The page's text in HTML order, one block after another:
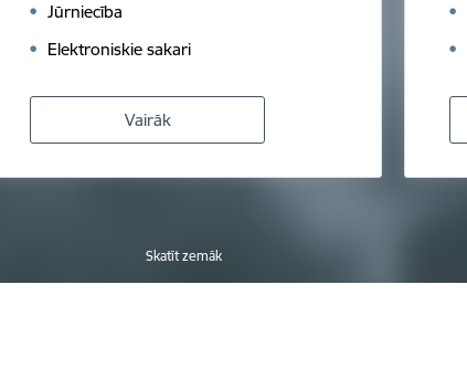
Jūrniecība
Elektroniskie sakari
Vairāk
Skatīt zemāk